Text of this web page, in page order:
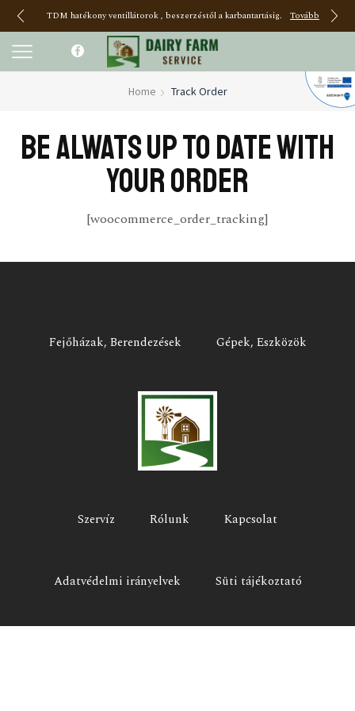
TDM hatékony ventillátorok , beszerzéstől a karbantartásig. Tovább
Home Track Order
BE ALWATS UP TO DATE WITH
YOUR ORDER
[woocommerce_order_tracking]
Fejőházak, Berendezések Gépek, Eszközök
Szervíz Rólunk Kapcsolat
Adatvédelmi irányelvek Süti tájékoztató